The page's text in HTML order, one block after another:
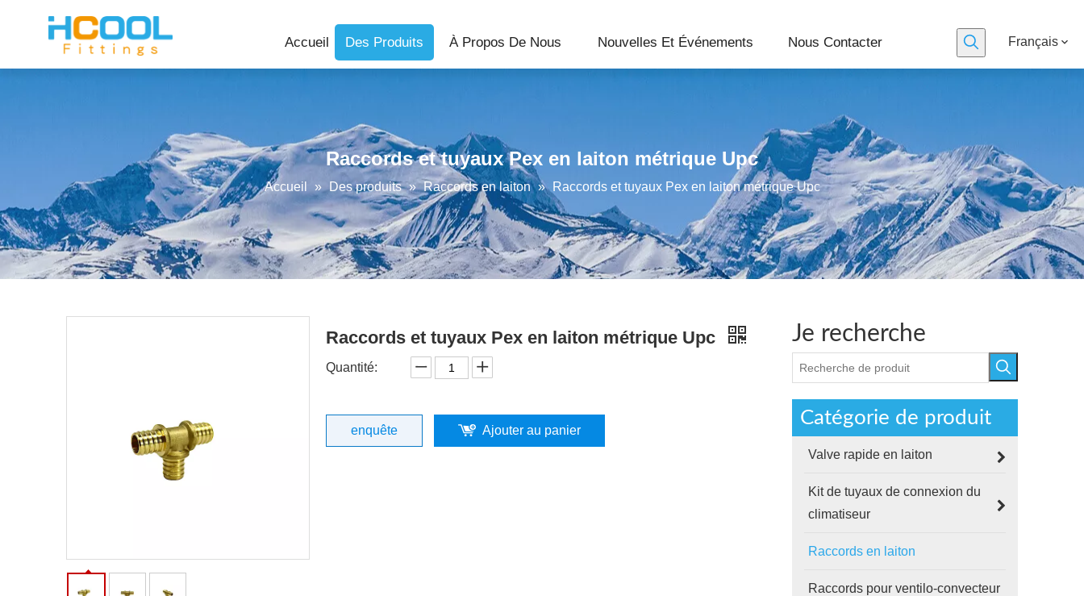
Accueil Des Produits À Propos De Nous Nouvelles Et Événements Nous Contacter Français
Raccords et tuyaux Pex en laiton métrique Upc
Accueil » Des produits » Raccords en laiton » Raccords et tuyaux Pex en laiton métrique Upc
Raccords et tuyaux Pex en laiton métrique Upc
Quantité:
enquête Ajouter au panier
Je recherche
Catégorie de produit
Valve rapide en laiton
Kit de tuyaux de connexion du
climatiseur
Raccords en laiton
Raccords pour ventilo-convecteur